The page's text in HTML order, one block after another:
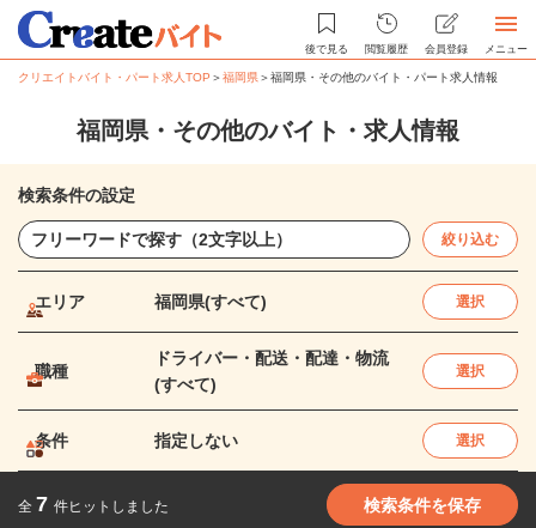
後で見る 閲覧履歴 会員登録 メニュー
クリエイトバイト・パート求人TOP ＞福岡県＞福岡県・その他のバイト・パート求人情報
福岡県・その他のバイト・求人情報
検索条件の設定
絞り込む
エリア 福岡県(すべて) 選択
職種
ドライバー・配送・配達・物流
(すべて)
選択
条件 指定しない 選択
全 7 件ヒットしました 検索条件を保存